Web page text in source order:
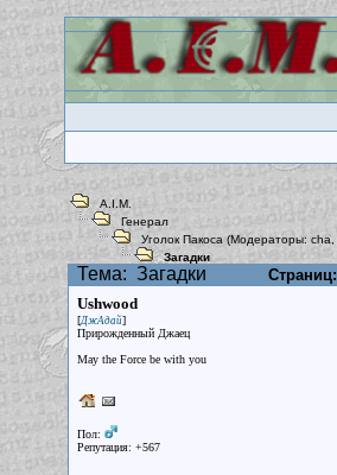
A.I.M.
Генерал
Уголок Пакоса (Модераторы: cha
Загадки
Тема: Загадки Страниц:
Ushwood
[ДжАдай]
Прирожденный Джаец
May the Force be with you
Пол:
Репутация: +567